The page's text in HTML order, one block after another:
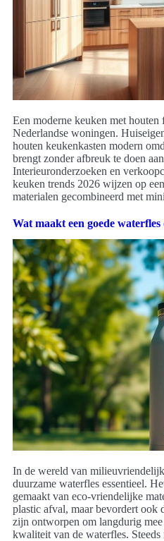
Een moderne keuken met
Nederlandse woningen.
houten keukenkasten modern
brengt zonder afbreuk te doen
Interieuronderzoeken en
keuken trends 2026 wijzen op
materialen gecombineerd met
Wat maakt een goede
In de wereld van
duurzame waterfles essentieel.
gemaakt van eco-vriendelijke
plastic afval, maar bevordert ook
zijn ontworpen om langdurig
kwaliteit van de waterfles.